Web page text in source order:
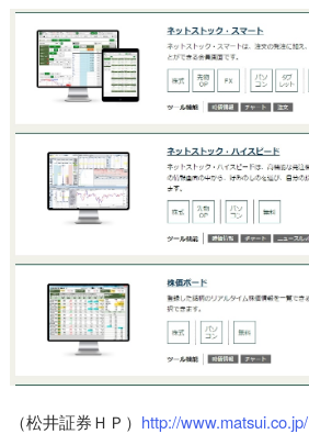
（松井証券ＨＰ） http://www.matsui.co.jp/